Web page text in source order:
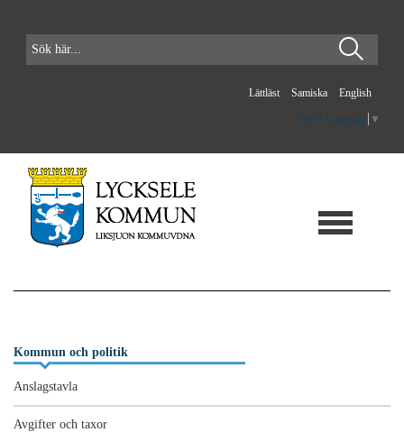
Lättläst Samiska English
Select Language ▼
Kommun och politik
Anslagstavla
Avgifter och taxor